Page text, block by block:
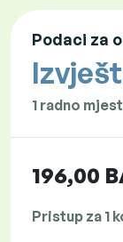
Podaci za
1 radno
196,00
Pristup za 1